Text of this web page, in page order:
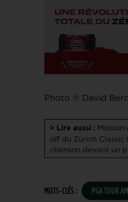
Photo © David
> Lire aussi :
off du Zurich Classic
chanson devant un
MOTS-CLÉS : PGA TOUR